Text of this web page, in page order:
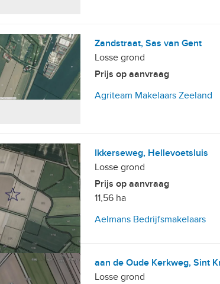
Zandstraat, Sas van Gent
Losse grond
Prijs op aanvraag
Agriteam Makelaars Zeeland
Ikkerseweg, Hellevoetsluis
Losse grond
Prijs op aanvraag
11,56 ha
Aelmans Bedrijfsmakelaars
aan de Oude Kerkweg, Sint
Losse grond